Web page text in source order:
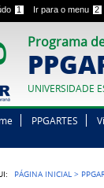
1 Ir para o menu 2
Programa
UNIVERSIDADE
PPGARTES
PÁGINA INICIAL >